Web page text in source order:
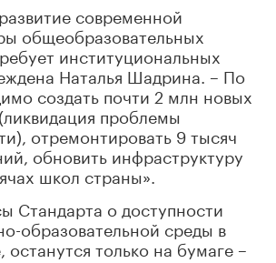
современной
общеобразовательных
институциональных
Наталья Шадрина. – По
создать почти 2 млн новых
проблемы
отремонтировать 9 тысяч
обновить инфраструктуру
школ страны».
Стандарта о доступности
образовательной среды в
только на бумаге –